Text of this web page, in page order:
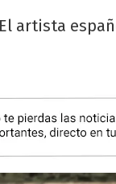
El artista